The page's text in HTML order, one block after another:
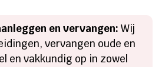
en vervangen: Wij
vervangen oude en
en vakkundig op in zowel